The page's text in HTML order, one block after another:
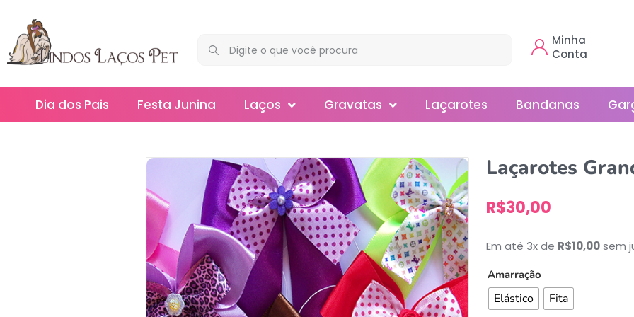
Minha
Conta
Dia dos Pais Festa Junina Laços
Médios
Mega
Mini
Slim
Gravatas
Gola
Normal
Smoking
Laçarotes Bandanas
Laçarotes
R$30,00
Em até 3x de R$10,00sem
Amarração
Elástico Fita